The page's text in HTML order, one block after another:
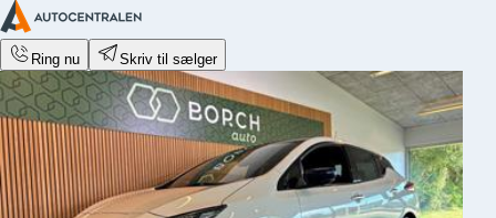
Ring nu Skriv til sælger